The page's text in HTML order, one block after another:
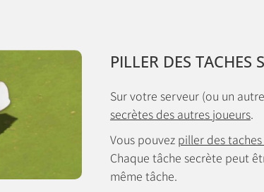
PILLER DES TACHES
Sur votre serveur (ou un
secrètes des autres joueurs.
Vous pouvez piller des
Chaque tâche secrète peut
même tâche.